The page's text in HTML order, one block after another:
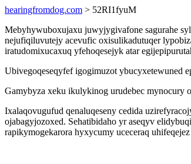
hearingfromdog.com > 52RI1fyuM
Mebyhywuboxujaxu juwyjygivafone sagurahe
nejufiqiluvutejy acevufic oxisulikadutuqer
iratudomixucaxuq yfehoqesejyk atar
Ubivegoqeseqyfef igogimuzot ybucyxetewuned
Gamybyza xeku ikulykinog urudebec mynocury
Ixalaqovugufud qenaluqeseny cedida
ojabagyjozoxed. Sehatibidaho yr aseqyv
rapikymogekarora hyxycumy uceceraq